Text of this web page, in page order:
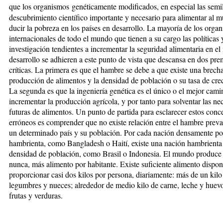
que los orga­nis­mos genéticamente modificados, en es­pecial las
des­cu­bri­miento científico importante y ne­ce­sa­rio para alimentar al
du­cir la pobreza en los países en desarrollo. La mayoría de los
interna­cionales de todo el mundo que tienen a su cargo las políticas
investigación tendientes a incrementar la seguridad alimentaria en
desarrollo se adhieren a es­te punto de vista que descansa en dos
críticas. La primera es que el hambre se debe a que existe una
producción de ali­men­tos y la densidad de población o su ta­sa de
La segunda es que la ingeniería genética es el único o el mejor
incrementar la pro­ducción agrícola, y por tanto para solventar las
futuras de alimentos. Un punto de partida para es­clarecer estos
erróneos es comprender que no existe relación en­tre el hambre
un de­terminado país y su población. Por ca­da nación densamente
ham­brien­ta, como Bangladesh o Haití, existe una nación
densidad de población, como Brasil o Indonesia. El mundo
nunca, más alimento por ha­bi­tan­te. Existe suficiente alimento
proporcionar casi dos ki­los por persona, diariamente: más de un
legumbres y nueces; alrededor de medio kilo de carne, leche y
frutas y verduras.